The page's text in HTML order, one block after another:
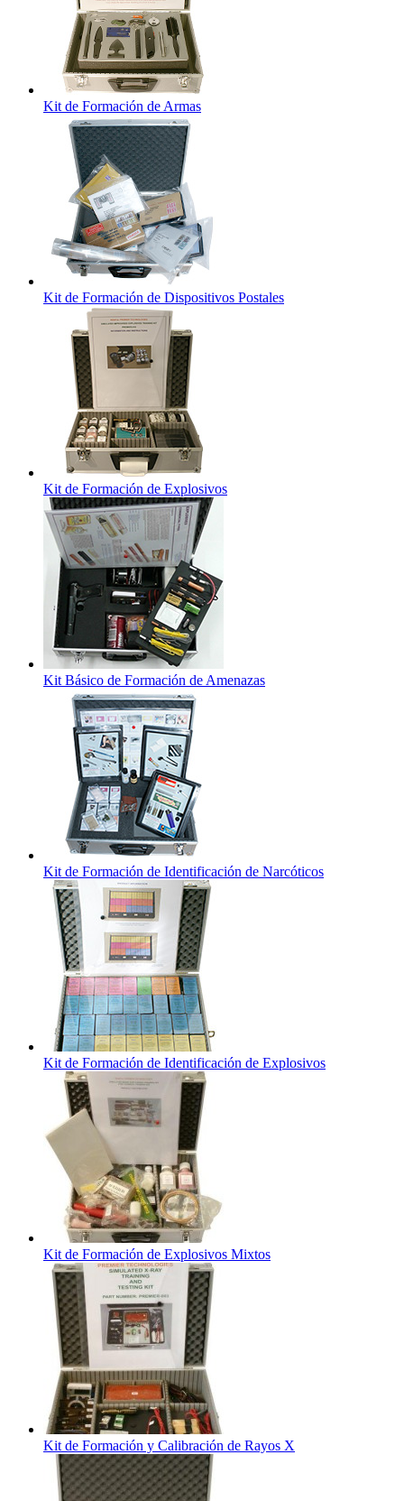
Kit de Formación de Armas
Kit de Formación de Dispositivos Postales
Kit de Formación de Explosivos
Kit Básico de Formación de Amenazas
Kit de Formación de Identificación de Narcóticos
Kit de Formación de Identificación de Explosivos
Kit de Formación de Explosivos Mixtos
Kit de Formación y Calibración de Rayos X